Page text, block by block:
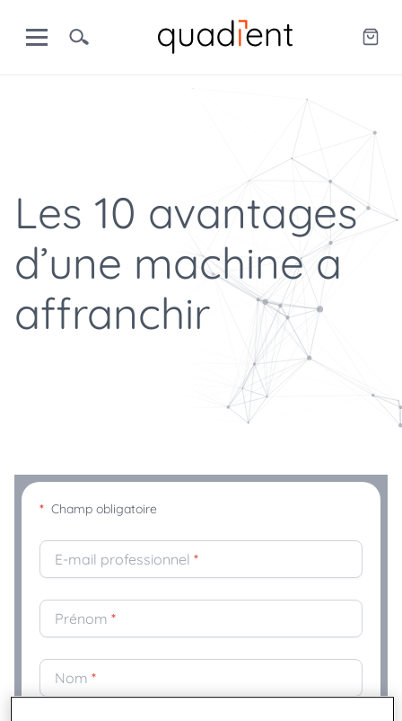
Les 10 avantages
d’une machine a
affranchir
* Champ obligatoire
E-mail professionnel *
Prénom *
Nom *